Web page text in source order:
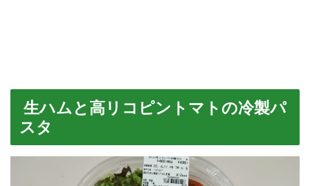
生ハムと高リコピントマトの冷製パ
スタ